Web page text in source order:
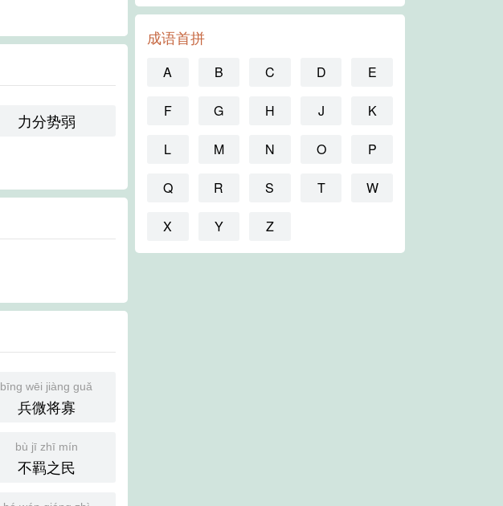
力分势弱
bīng wēi jiàng guǎ
兵微将寡
bù jī zhī mín
不羁之民
成语首拼
A B C D E
F G H J K
L M N O P
Q R S T W
X Y Z